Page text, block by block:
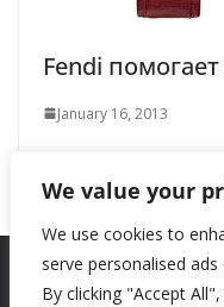
We value your
We use cookies to
serve personalised
By clicking "Accept
Fendi
January 16, 2013